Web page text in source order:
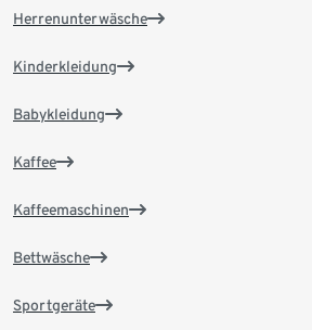
Herrenunterwäsche
Kinderkleidung
Babykleidung
Kaffee
Kaffeemaschinen
Bettwäsche
Sportgeräte